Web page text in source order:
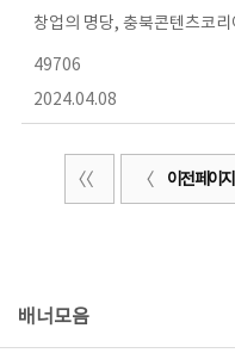
창업의 명당, 충북콘텐츠코
49706
2024.04.08
이전 페이지
배너모음